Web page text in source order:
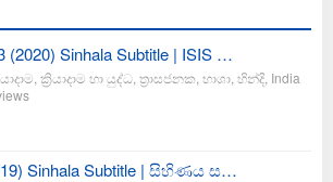
(2020) Sinhala Subtitle | ISIS …
ක්‍රියාදාම හා යුද්ධ ත්‍රාසජනක භාශා හින්දි India
Sinhala Subtitle | සිහිණය ස…